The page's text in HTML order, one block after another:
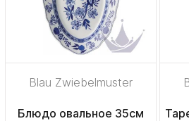
Blau Zwiebelmuster
Блюдо овальное 35см